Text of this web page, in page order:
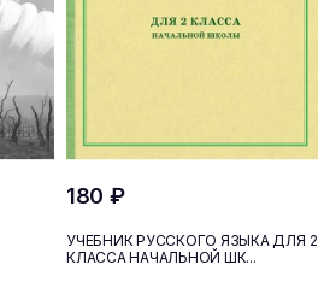
180 ₽
УЧЕБНИК РУССКОГО ЯЗЫКА ДЛЯ 2
КЛАССА НАЧАЛЬНОЙ ШК...